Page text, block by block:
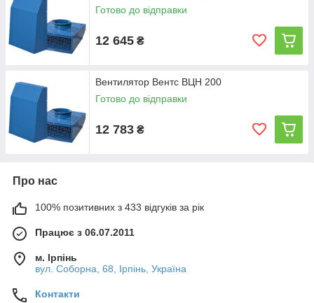
Готово до відправки
12 645 ₴
Вентилятор Вентс ВЦН 200
Готово до відправки
12 783 ₴
Про нас
100% позитивних з 433 відгуків за рік
Працює з 06.07.2011
м. Ірпінь
вул. Соборна, 68, Ірпінь, Україна
Контакти